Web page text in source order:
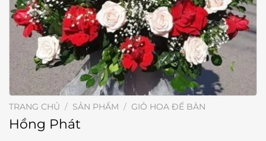
TRANG CHỦ / SẢN PHẨM / GIỎ HOA ĐỂ BÀN
Hồng Phát